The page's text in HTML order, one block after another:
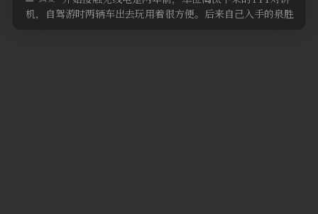
机，自驾游时两辆车出去玩用着很方便。后来自己入手的泉胜